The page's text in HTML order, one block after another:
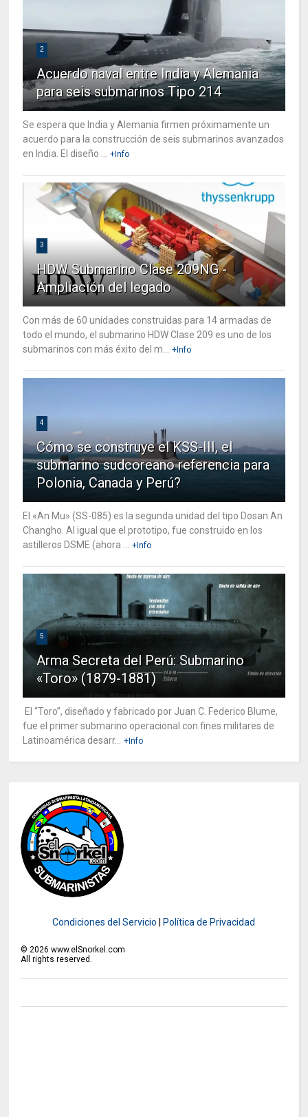
2
Acuerdo naval entre India y Alemania
para seis submarinos Tipo 214
Se espera que India y Alemania firmen próximamente un
acuerdo para la construcción de seis submarinos avanzados
en India. El diseño ...
+Info
3
HDW Submarino Clase 209NG -
Ampliación del legado
Con más de 60 unidades construidas para 14 armadas de
todo el mundo, el submarino HDW Clase 209 es uno de los
submarinos con más éxito del m...
+Info
4
Cómo se construye el KSS-III, el
submarino sudcoreano referencia para
Polonia, Canada y Perú?
El «An Mu» (SS-085) es la segunda unidad del tipo Dosan An
Changho. Al igual que el prototipo, fue construido en los
astilleros DSME (ahora ...
+Info
5
Arma Secreta del Perú: Submarino
«Toro» (1879-1881)
El “Toro”, diseñado y fabricado por Juan C. Federico Blume,
fue el primer submarino operacional con fines militares de
Latinoamérica desarr...
+Info
Condiciones del Servicio Política de Privacidad
© 2026 www.elSnorkel.com
All rights reserved.